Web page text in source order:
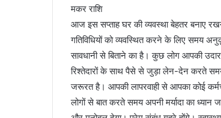
मकर राशि
आज इस सप्ताह घर की व्यवस्था बेहतर बनाए
गतिविधियों को व्यवस्थित करने के लिए समय
सावधानी से बिताने का है। कुछ लोग आपकी
रिश्तेदारों के साथ पैसे से जुड़ा लेन-देन करते
जरूरत है। आपकी लापरवाही से आपका कोई
लोगों से बात करते समय अपनी मर्यादा का